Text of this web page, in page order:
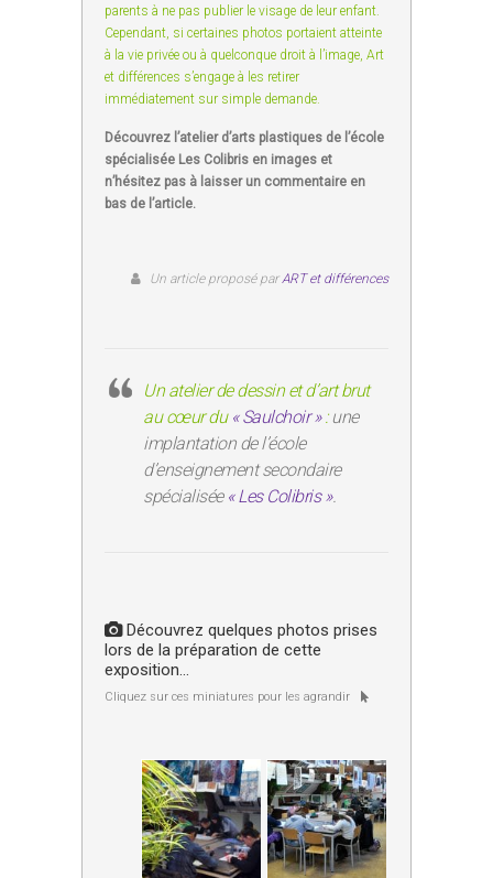
parents à ne pas publier le visage de leur enfant.
Cependant, si certaines photos portaient atteinte
à la vie privée ou à quelconque droit à l’image, Art
et différences s’engage à les retirer
immédiatement sur simple demande.
Découvrez l’atelier d’arts plastiques de l’école
spécialisée Les Colibris en images et
n’hésitez pas à laisser un commentaire en
bas de l’article.
Un article proposé parART et différences
Un atelier de dessin et d’art brut
au cœur du « Saulchoir »:une
implantation de l’école
d’enseignement secondaire
spécialisée « Les Colibris ».
Découvrez quelques photos prises
lors de la préparation de cette
exposition…
Cliquez sur ces miniatures pour les agrandir